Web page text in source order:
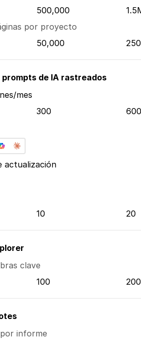
500,000
por proyecto
50,000
prompts de IA rastreados
mes
300
600
actualización
10 20
clave
100 200
informe